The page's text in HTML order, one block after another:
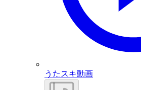
うたスキ動画